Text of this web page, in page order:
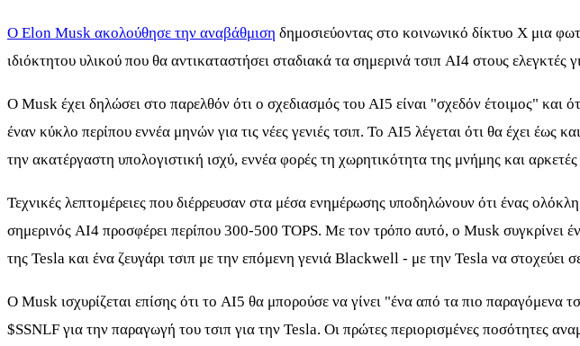
Ο Elon Musk ακολούθησε την αναβάθμιση δημοσιεύοντας στο κοινωνικό δίκτυο X μια
ιδιόκτητου υλικού που θα αντικαταστήσει σταδιακά τα σημερινά τσιπ AI4 στους
Ο Musk έχει δηλώσει στο παρελθόν ότι ο σχεδιασμός του AI5 είναι "σχεδόν έτοιμος" και
έναν κύκλο περίπου εννέα μηνών για τις νέες γενιές τσιπ. Το AI5 λέγεται ότι θα έχει
την ακατέργαστη υπολογιστική ισχύ, εννέα φορές τη χωρητικότητα της μνήμης και
Τεχνικές λεπτομέρειες που διέρρευσαν στα μέσα ενημέρωσης υποδηλώνουν ότι ένας
σημερινός AI4 προσφέρει περίπου 300-500 TOPS. Με τον τρόπο αυτό, ο Musk
της Tesla και ένα ζευγάρι τσιπ με την επόμενη γενιά Blackwell - με την Tesla να στοχεύει
Ο Musk ισχυρίζεται επίσης ότι το AI5 θα μπορούσε να γίνει "ένα από τα πιο παραγόμενα
$SSNLF για την παραγωγή του τσιπ για την Tesla. Οι πρώτες περιορισμένες ποσότητες